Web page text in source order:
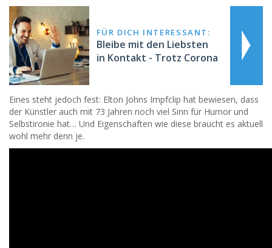
FÜR DICH INTERESSANT:
Bleibe mit den Liebsten
in Kontakt - Trotz Corona
Eines steht jedoch fest: Elton Johns Impfclip hat bewiesen, dass
der Künstler auch mit 73 Jahren noch viel Sinn für Humor und
Selbstironie hat… Und Eigenschaften wie diese braucht es aktuell
wohl mehr denn je.